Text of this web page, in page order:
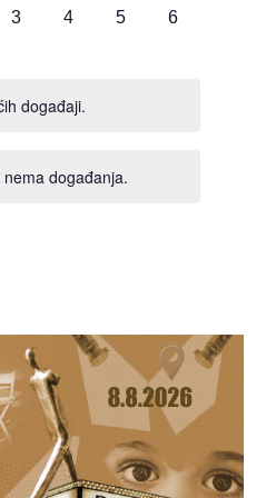
0
3
0
4
0
5
0
6
događaji.
događanja.